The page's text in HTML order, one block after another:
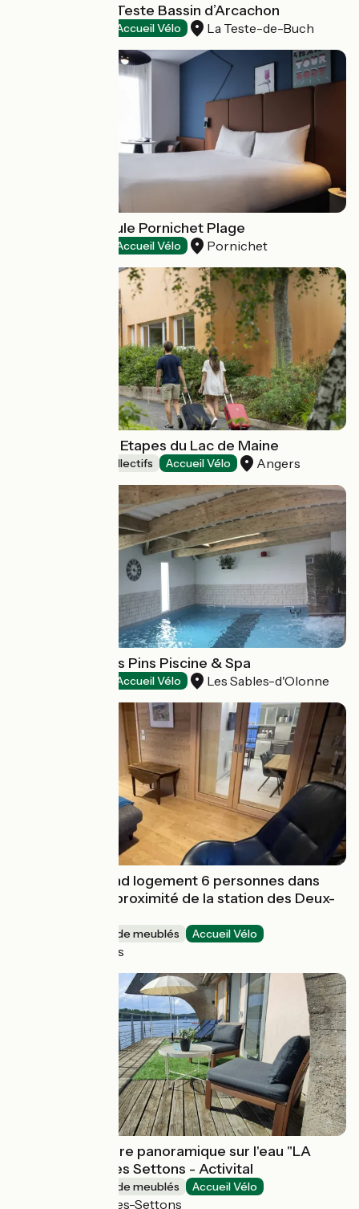
Greet Hôtel La Teste Bassin d’Arcachon
Accueil Vélo La Teste-de-Buch
Hôtel Ibis La Baule Pornichet Plage
Accueil Vélo Pornichet
Auberge - Ethic Etapes du Lac de Maine
Hébergements collectifs Accueil Vélo Angers
Hôtel Calme des Pins Piscine & Spa
Accueil Vélo Les Sables-d'Olonne
Le Sarana : Grand logement 6 personnes dans
village calme à proximité de la station des Deux-
Gîtes et locations de meublés Accueil Vélo
Les Deux Alpes
Location chambre panoramique sur l'eau "LA
VIGIE" du Lac des Settons - Activital
Gîtes et locations de meublés Accueil Vélo
Montsauche-les-Settons